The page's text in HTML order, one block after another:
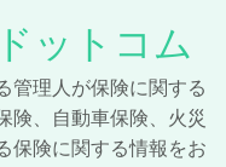
ットコム
管理人が保険に関する
険、自動車保険、火災
保険に関する情報をお